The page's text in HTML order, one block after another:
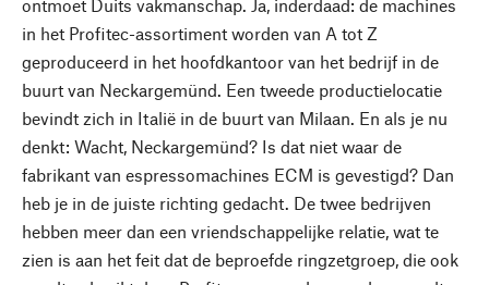
ontmoet Duits vakmanschap. Ja, inderdaad: de machines
in het Profitec-assortiment worden van A tot Z
geproduceerd in het hoofdkantoor van het bedrijf in de
buurt van Neckargemünd. Een tweede productielocatie
bevindt zich in Italië in de buurt van Milaan. En als je nu
denkt: Wacht, Neckargemünd? Is dat niet waar de
fabrikant van espressomachines ECM is gevestigd? Dan
heb je in de juiste richting gedacht. De twee bedrijven
hebben meer dan een vriendschappelijke relatie, wat te
zien is aan het feit dat de beproefde ringzetgroep, die ook